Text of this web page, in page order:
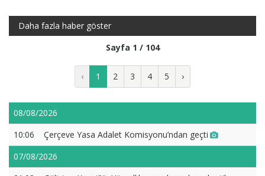
Daha fazla haber göster
Sayfa 1 / 104
‹ 1 2 3 4 5 ›
08/08/2026
10:06
Çerçeve Yasa Adalet Komisyonu’ndan geçti
07/08/2026